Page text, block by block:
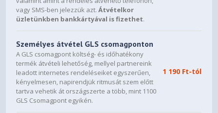
vagy SMS-ben jelezzük azt.Átvételkor
üzletünkben bankkártyával is fizethet.
Személyes átvétel GLS csomagponton
A GLS csomagpont költség- és időhatékony
termék átvételi lehetőség, mellyel partnereink
leadott internetes rendeléseiket egyszerűen,
kényelmesen, napirendjük ritmusát szem előtt
tartva vehetik át országszerte a több, mint 1100
GLS Csomagpont egyikén.
1 190 Ft-tól